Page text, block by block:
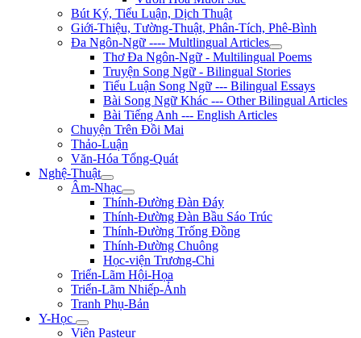
Bút Ký, Tiểu Luận, Dịch Thuật
Giới-Thiệu, Tường-Thuật, Phân-Tích, Phê-Bình
Đa Ngôn-Ngữ ---- Multlingual Articles
Thơ Đa Ngôn-Ngữ - Multilingual Poems
Truyện Song Ngữ - Bilingual Stories
Tiểu Luận Song Ngữ --- Bilingual Essays
Bài Song Ngữ Khác --- Other Bilingual Articles
Bài Tiếng Anh --- English Articles
Chuyện Trên Đồi Mai
Thảo-Luận
Văn-Hóa Tổng-Quát
Nghệ-Thuật
Âm-Nhạc
Thính-Đường Đàn Đáy
Thính-Đường Đàn Bầu Sáo Trúc
Thính-Đường Trống Đồng
Thính-Đường Chuông
Học-viện Trương-Chi
Triển-Lãm Hội-Họa
Triển-Lãm Nhiếp-Ảnh
Tranh Phụ-Bản
Y-Học
Viện Pasteur